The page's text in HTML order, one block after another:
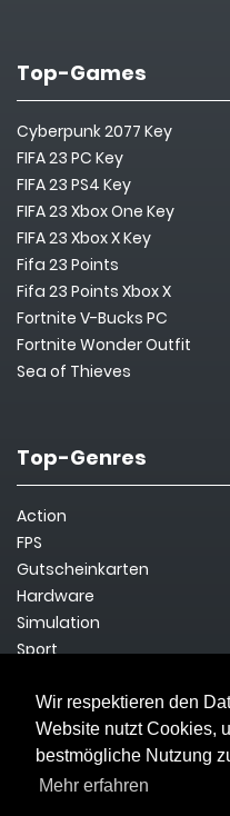
Wir respektieren den
Website nutzt Cookies,
bestmögliche Nutzung
Mehr erfahren
Top-Games
Cyberpunk 2077 Key
FIFA 23 PC Key
FIFA 23 PS4 Key
FIFA 23 Xbox One Key
FIFA 23 Xbox X Key
Fifa 23 Points
Fifa 23 Points Xbox X
Fortnite V-Bucks PC
Fortnite Wonder Outfit
Sea of Thieves
Top-Genres
Action
FPS
Gutscheinkarten
Hardware
Simulation
Sport
Survival
Rechtliches